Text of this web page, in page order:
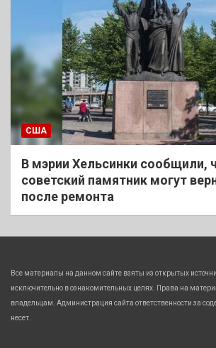
США
В мэрии Хельсинки сообщили,
советский памятник могут
после ремонта
Все материалы на данном сайте взяты из открытых
исключительно в ознакомительных целях. Права на
владельцам. Администрация сайта ответственности за
несет.